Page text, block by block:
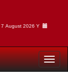
7 August 2026 Y |